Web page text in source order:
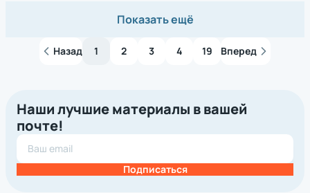
Показать ещё
Назад 1 2 3 4 19 Вперед
Наши лучшие материалы в вашей
почте!
Подписаться